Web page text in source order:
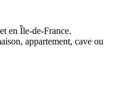
en Île-de-France.
appartement, cave ou